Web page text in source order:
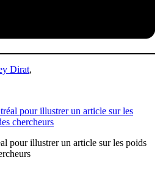
Dirat,
pour illustrer un article sur les poids